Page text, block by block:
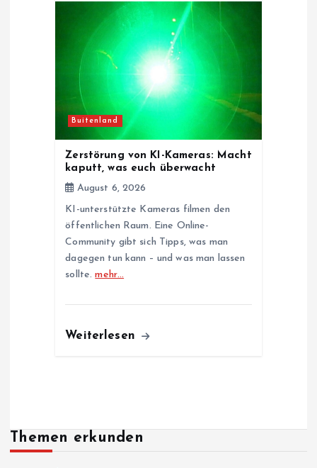
Buitenland
Zerstörung von KI-Kameras: Macht
kaputt, was euch überwacht
August 6, 2026
KI-unterstützte Kameras filmen den
öffentlichen Raum. Eine Online-
Community gibt sich Tipps, was man
dagegen tun kann – und was man lassen
sollte.mehr…
Weiterlesen
Themen erkunden